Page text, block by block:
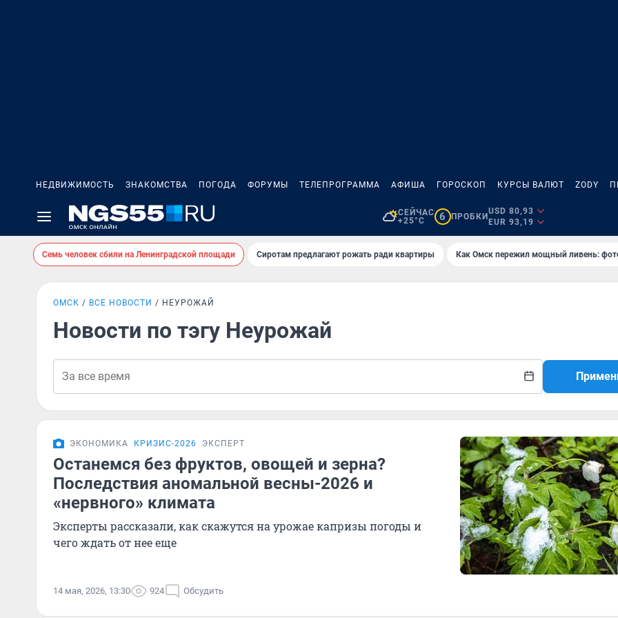
НЕДВИЖИМОСТЬ ЗНАКОМСТВА ПОГОДА ФОРУМЫ ТЕЛЕПРОГРАММА АФИША ГОРОСКОП КУРСЫ ВАЛЮТ ZODY
СЕЙЧАС
+25°C
6 ПРОБКИ
USD 80,93
EUR 93,19
Семь человек сбили на Ленинградской площади Сиротам предлагают рожать ради квартиры Как Омск пережил мощный ливень:
ОМСК ВСЕ НОВОСТИ НЕУРОЖАЙ
Новости по тэгу Неурожай
ЭКОНОМИКА КРИЗИС-2026 ЭКСПЕРТ
Останемся без фруктов, овощей и зерна?
Последствия аномальной весны-2026 и
«нервного» климата
Эксперты рассказали, как скажутся на урожае капризы погоды и
чего ждать от нее еще
14 мая, 2026, 13:30 924 Обсудить